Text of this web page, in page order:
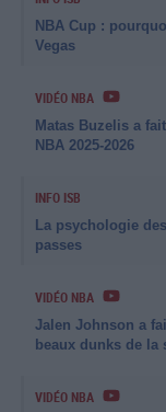
NBA Cup :
Vegas
VIDÉO NBA
Matas Buzelis a
NBA 2025-2026
INFO ISB
La psychologie
passes
VIDÉO NBA
Jalen Johnson a
beaux dunks de la
VIDÉO NBA